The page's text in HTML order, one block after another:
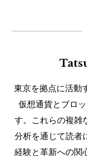
東京を拠点に活動
仮想通貨とブロ
す。これらの複雑
分析を通じて読者
経験と革新への関